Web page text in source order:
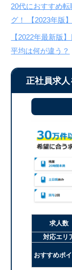
20代におすすめ
グ！ 【2023年版】
【2022年最新版
平均は何が違う？
正社員求
求人数
対応エリ
おすすめポ